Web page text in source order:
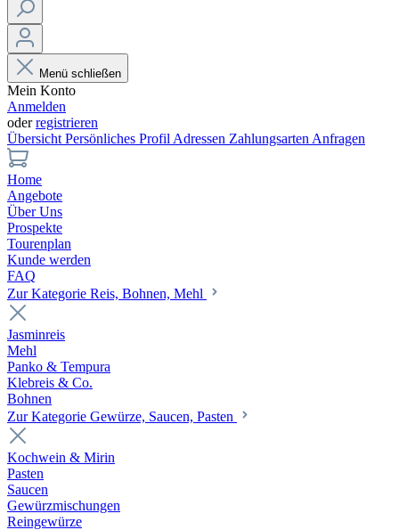
Menü schließen
Mein Konto
Anmelden
oderregistrieren
Übersicht Persönliches Profil Adressen Zahlungsarten Anfragen
Home
Angebote
Über Uns
Prospekte
Tourenplan
Kunde werden
FAQ
Zur Kategorie Reis, Bohnen, Mehl
Jasminreis
Mehl
Panko & Tempura
Klebreis & Co.
Bohnen
Zur Kategorie Gewürze, Saucen, Pasten
Kochwein & Mirin
Pasten
Saucen
Gewürzmischungen
Reingewürze